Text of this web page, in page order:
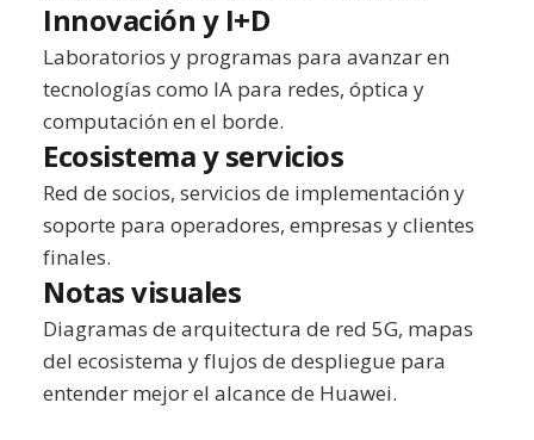
Innovación y I+D
Laboratorios y programas para avanzar en
tecnologías como IA para redes, óptica y
computación en el borde.
Ecosistema y servicios
Red de socios, servicios de implementación y
soporte para operadores, empresas y clientes
finales.
Notas visuales
Diagramas de arquitectura de red 5G, mapas
del ecosistema y flujos de despliegue para
entender mejor el alcance de Huawei.